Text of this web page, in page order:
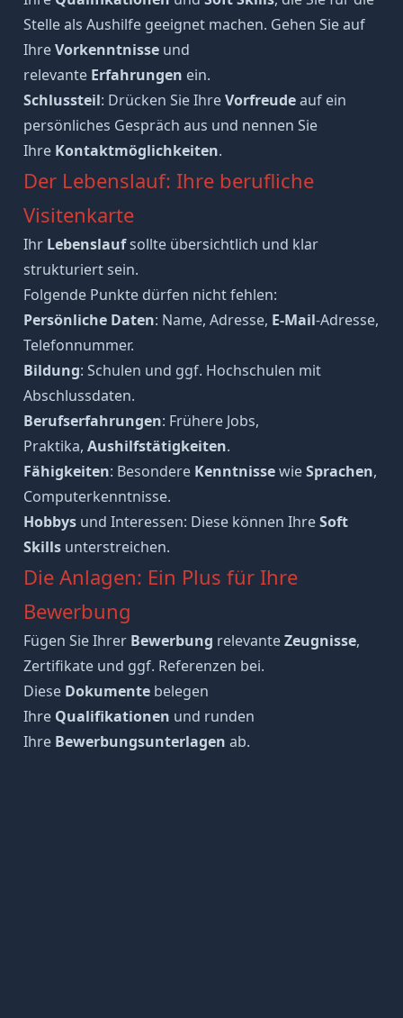
Stelle als Aushilfe geeignet machen. Gehen Sie auf
IhreVorkenntnisseund
relevante Erfahrungen ein.
Schlussteil: Drücken Sie IhreVorfreudeauf ein
persönliches Gespräch aus und nennen Sie
Ihre Kontaktmöglichkeiten.
Der Lebenslauf: Ihre berufliche
Visitenkarte
Ihr Lebenslaufsollte übersichtlich und klar
strukturiert sein.
Folgende Punkte dürfen nicht fehlen:
Persönliche Daten: Name, Adresse, E-Mail-Adresse,
Telefonnummer.
Bildung: Schulen und ggf. Hochschulen mit
Abschlussdaten.
Berufserfahrungen: Frühere Jobs,
Praktika, Aushilfstätigkeiten.
Fähigkeiten: Besondere KenntnissewieSprachen,
Computerkenntnisse.
Hobbysund Interessen: Diese können IhreSoft
Skillsunterstreichen.
Die Anlagen: Ein Plus für Ihre
Bewerbung
Fügen Sie Ihrer Bewerbung relevanteZeugnisse,
Zertifikate und ggf. Referenzen bei.
Diese Dokumentebelegen
Ihre Qualifikationen und runden
Ihre Bewerbungsunterlagen ab.